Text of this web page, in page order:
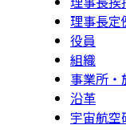
理事長定
役員
組織
事業所・
沿革
宇宙航空